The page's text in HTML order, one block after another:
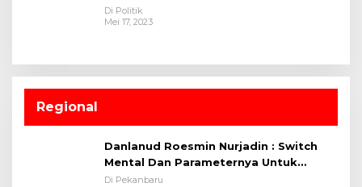
Di Politik
Mei 17, 2023
Regional
Danlanud Roesmin Nurjadin : Switch
Mental Dan Parameternya Untuk
Melaksanakan ✈
Di Pekanbaru